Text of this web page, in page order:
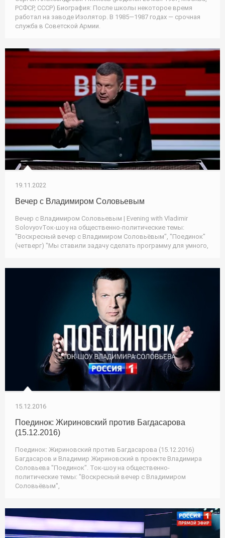
РСФСР, СССР) Биография: После школы некоторое время
работал на заводе Изолятор. В 1985—1987 годах — срочная
служба в Советской Армии.
19.11.2022
Вечер с Владимиром Соловьевым
Вечер с Владимиром Соловьевым | Evening with Vladimir
SolovyovТок-шоу на общественно-политические темы:
"Воскресный вечер с Владимиром Соловьёвым", "Поединок"
(четверг) "Мы ставили задачу сделать программу для умного,
15.12.2016
Поединок: Жириновский против Багдасарова
(15.12.2016)
Поединок: Жириновский против Багдасарова (15.12.2016)
Багдасаров и Владимир Жириновский в проекте Владимира
Соловьева "Поединок". Ток-шоу на общественно-
политические темы: "Воскресный вечер с Владимиром
Соловьёвым",